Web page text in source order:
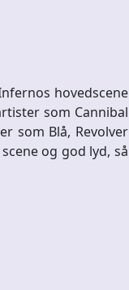
hovedscene
som Cannibal
som Blå, Revolver
og god lyd, så